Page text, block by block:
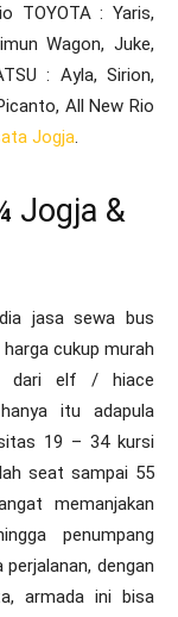
TOYOTA : Yaris,
Wagon, Juke,
: Ayla, Sirion,
All New Rio
Jogja.
Jogja &
jasa sewa bus
cukup murah
dari elf / hiace
itu adapula
19 – 34 kursi
seat sampai 55
memanjakan
penumpang
dengan
armada ini bisa